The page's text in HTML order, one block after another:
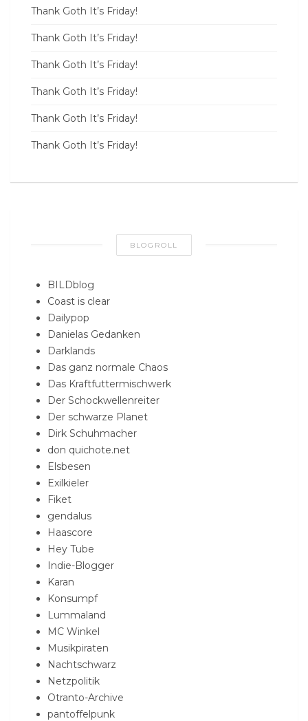
Thank Goth It’s Friday!
Thank Goth It’s Friday!
Thank Goth It’s Friday!
Thank Goth It’s Friday!
Thank Goth It’s Friday!
Thank Goth It’s Friday!
BLOGROLL
BILDblog
Coast is clear
Dailypop
Danielas Gedanken
Darklands
Das ganz normale Chaos
Das Kraftfuttermischwerk
Der Schockwellenreiter
Der schwarze Planet
Dirk Schuhmacher
don quichote.net
Elsbesen
Exilkieler
Fiket
gendalus
Haascore
Hey Tube
Indie-Blogger
Karan
Konsumpf
Lummaland
MC Winkel
Musikpiraten
Nachtschwarz
Netzpolitik
Otranto-Archive
pantoffelpunk